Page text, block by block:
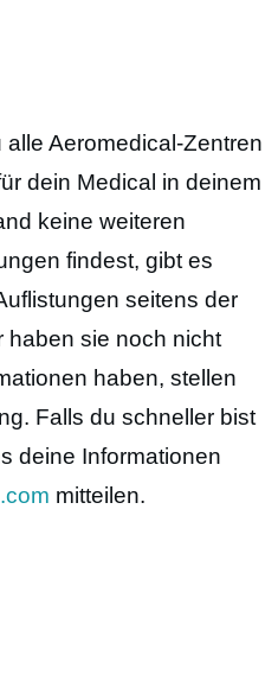
Aeromedical-Zentren
dein Medical in deinem
keine weiteren
findest, gibt es
seitens der
haben sie noch nicht
haben, stellen
Falls du schneller bist
deine Informationen
mitteilen.